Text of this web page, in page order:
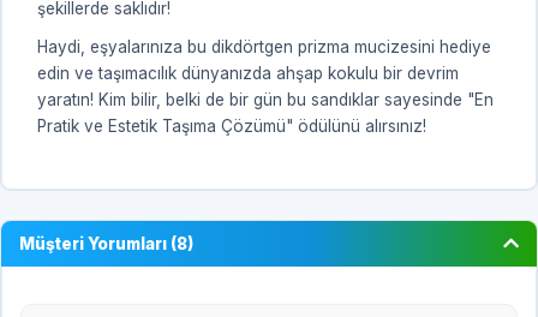
şekillerde saklıdır!
Haydi, eşyalarınıza bu dikdörtgen prizma mucizesini hediye
edin ve taşımacılık dünyanızda ahşap kokulu bir devrim
yaratın! Kim bilir, belki de bir gün bu sandıklar sayesinde "En
Pratik ve Estetik Taşıma Çözümü" ödülünü alırsınız!
Müşteri Yorumları (8)